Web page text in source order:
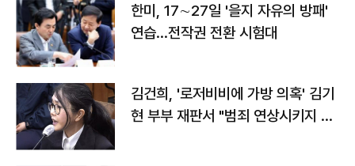
한미, 17∼27일 '을지 자유의 방패'
연습…전작권 전환 시험대
김건희, '로저비비에 가방 의혹' 김기
현 부부 재판서 "범죄 연상시키지 말